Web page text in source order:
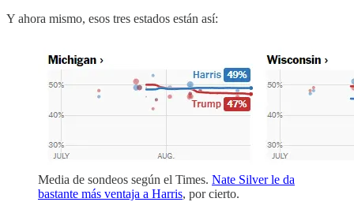
Y ahora mismo, esos tres estados están así:
Media de sondeos según el Times. Nate Silver le da
bastante más ventaja a Harris, por cierto.